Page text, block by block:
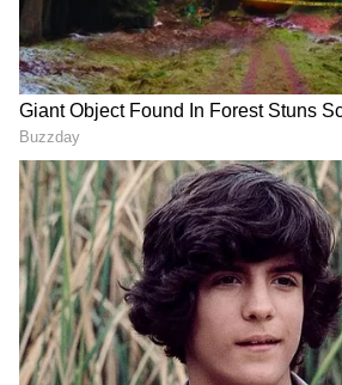
ஏசியாநெட் தமிழ்-ஐ உங்கள்
தேர்வாக்குங்கள்